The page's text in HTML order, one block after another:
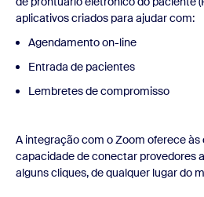
aplicativos criados para ajudar com:
Agendamento on-line
Entrada de pacientes
Lembretes de compromisso
A integração com o Zoom oferece às
capacidade de conectar provedores
alguns cliques, de qualquer lugar do